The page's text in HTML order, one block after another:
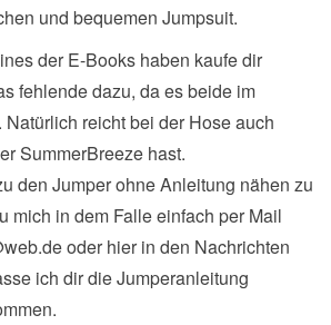
und bequemen Jumpsuit.
der E-Books haben kaufe dir
fehlende dazu, da es beide im
reicht bei der Hose auch
SummerBreeze hast.
den Jumper ohne Anleitung nähen zu
mich in dem Falle einfach per Mail
oder hier in den Nachrichten
ich dir die Jumperanleitung